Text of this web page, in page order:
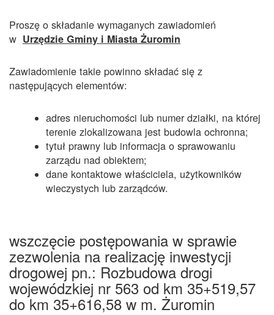
Proszę o składanie wymaganych zawiadomień
w Urzędzie Gminy i Miasta Żuromin
Zawiadomienie takie powinno składać się z
następujących elementów:
adres nieruchomości lub numer działki, na której
terenie zlokalizowana jest budowla ochronna;
tytuł prawny lub informacja o sprawowaniu
zarządu nad obiektem;
dane kontaktowe właściciela, użytkowników
wieczystych lub zarządców.
wszczęcie postępowania w sprawie
zezwolenia na realizację inwestycji
drogowej pn.: Rozbudowa drogi
wojewódzkiej nr 563 od km 35+519,57
do km 35+616,58 w m. Żuromin